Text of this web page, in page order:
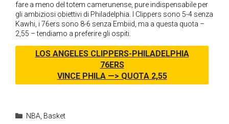
fare a meno del totem camerunense, pure indispensabile per
gli ambiziosi obiettivi di Philadelphia. I Clippers sono 5-4 senza
Kawhi, i 76ers sono 8-6 senza Embiid, ma a questa quota –
2,55 – tendiamo a preferire gli ospiti.
LOS ANGELES CLIPPERS-PHILADELPHIA
76ERS
VINCE PHILA —> QUOTA 2,55
Categorie
NBA, Basket